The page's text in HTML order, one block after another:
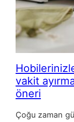
vakit
öneri
Çoğu zaman